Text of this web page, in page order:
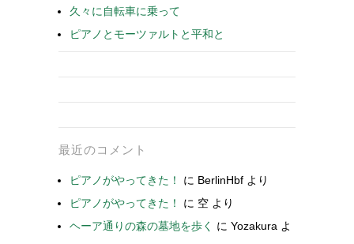
久々に自転車に乗って
ピアノとモーツァルトと平和と
最近のコメント
ピアノがやってきた！ に BerlinHbf より
ピアノがやってきた！
に 空 より
ヘーア通りの森の墓地を歩く
に Yozakura よ